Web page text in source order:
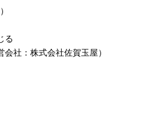
る
社：株式会社佐賀玉屋）